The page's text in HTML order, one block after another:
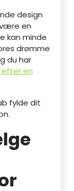
design
en
kan minde
drømme
du har
en
fylde dit